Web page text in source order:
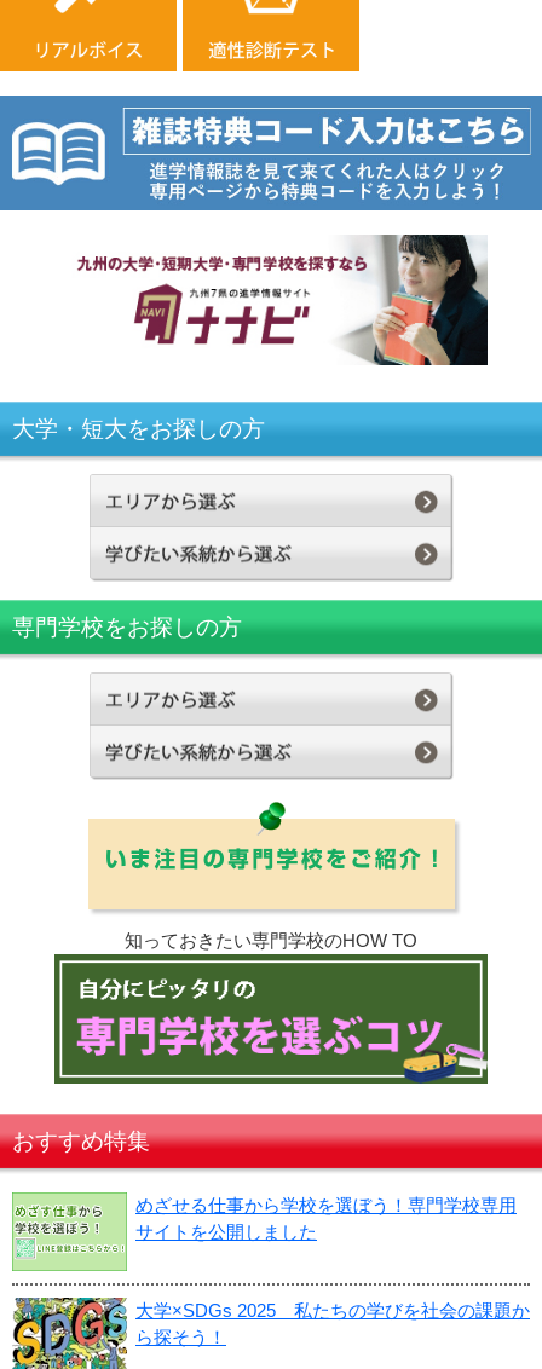
大学・短大をお探しの方
専門学校をお探しの方
知っておきたい専門学校のHOW TO
おすすめ特集
めざせる仕事から学校を選ぼう！専門学校専用
サイトを公開しました
大学×SDGs 2025 私たちの学びを社会の課題か
ら探そう！